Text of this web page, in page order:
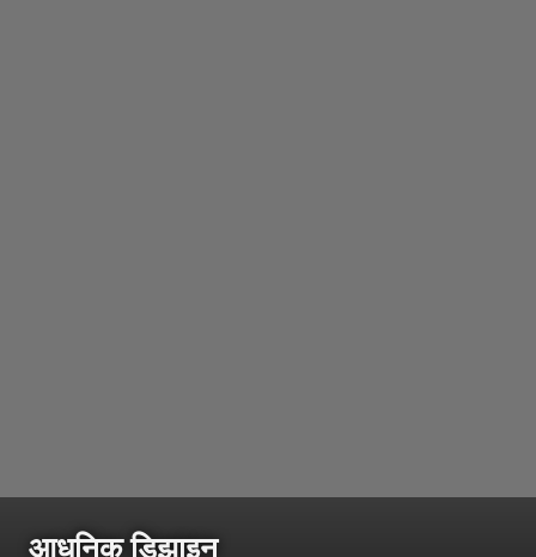
आधुनिक डिझाइन